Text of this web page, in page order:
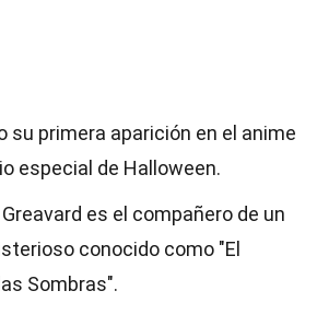
su primera aparición en el anime
especial de Halloween.
es el compañero de un
conocido como "El
Sombras".